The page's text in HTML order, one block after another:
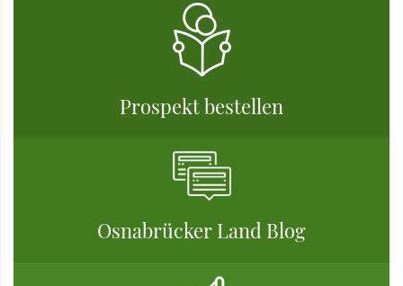
Prospekt bestellen
Osnabrücker Land Blog